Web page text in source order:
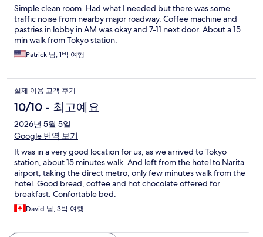
Simple clean room. Had what I needed but there was some
traffic noise from nearby major roadway. Coffee machine and
pastries in lobby in AM was okay and 7-11 next door. About a 15
min walk from Tokyo station.
Patrick 님, 1박 여행
실제 이용 고객 후기
10/10 - 최고예요
2026년 5월 5일
Google 번역 보기
It was in a very good location for us, as we arrived to Tokyo
station, about 15 minutes walk. And left from the hotel to Narita
airport, taking the direct metro, only few minutes walk from the
hotel. Good bread, coffee and hot chocolate offered for
breakfast. Confortable bed.
David 님, 3박 여행